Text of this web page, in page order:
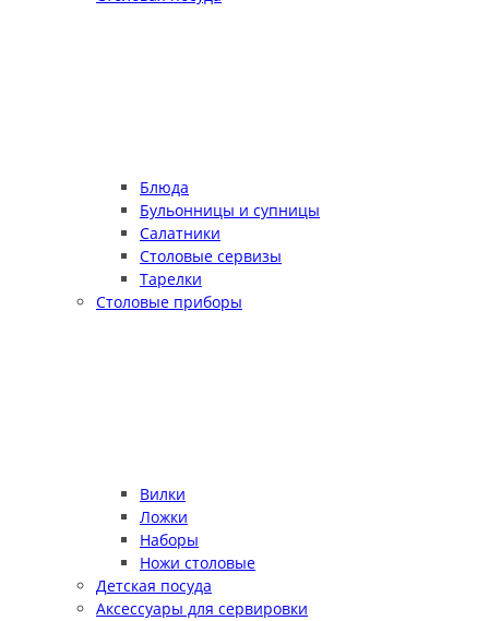
Блюда
Бульонницы и супницы
Салатники
Столовые сервизы
Тарелки
Столовые приборы
Вилки
Ложки
Наборы
Ножи столовые
Детская посуда
Аксессуары для сервировки